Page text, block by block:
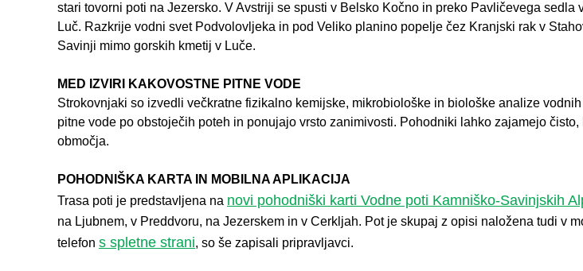
stari tovorni poti na Jezersko. V Avstriji se spusti v Belsko Kočno in preko Pavličevega
Luč. Razkrije vodni svet Podvolovljeka in pod Veliko planino popelje čez Kranjski rak v
Savinji mimo gorskih kmetij v Luče.
MED IZVIRI KAKOVOSTNE PITNE VODE
Strokovnjaki so izvedli večkratne fizikalno kemijske, mikrobiološke in biološke analize
pitne vode po obstoječih poteh in ponujajo vrsto zanimivosti. Pohodniki lahko zajamejo
območja.
POHODNIŠKA KARTA IN MOBILNA APLIKACIJA
Trasa poti je predstavljena na novi pohodniški karti Vodne poti Kamniško-Savinjskih
na Ljubnem, v Preddvoru, na Jezerskem in v Cerkljah. Pot je skupaj z opisi naložena tudi v
telefon s spletne strani, so še zapisali pripravljavci.